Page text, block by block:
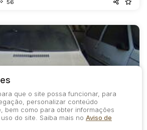
56
que o site possa funcionar, para
personalizar conteúdo
bem como para obter informações
do site. Saiba mais no Aviso de